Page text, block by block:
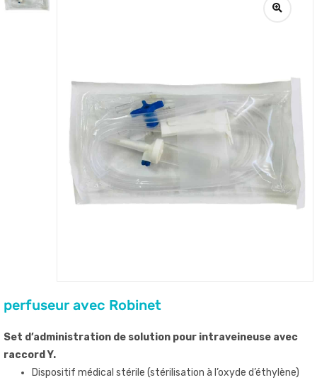
perfuseur avec Robinet
Set d’administration de solution pour intraveineuse avec
raccord Y.
Dispositif médical stérile (stérilisation à l’oxyde d’éthylène)